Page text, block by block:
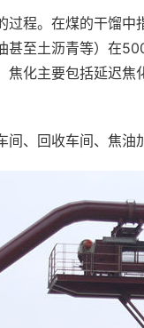
过程。在煤的干馏
甚至土沥青等）在
焦化主要包括延迟
、回收车间、焦油